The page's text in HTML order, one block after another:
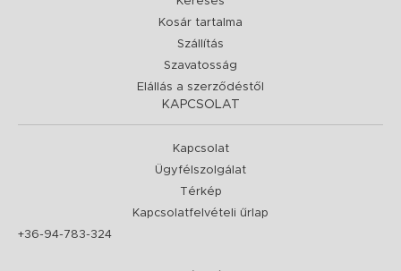
Kosár tartalma
Szállítás
Szavatosság
Elállás a szerződéstől
KAPCSOLAT
Kapcsolat
Ügyfélszolgálat
Térkép
Kapcsolatfelvételi űrlap
+36-94-783-324